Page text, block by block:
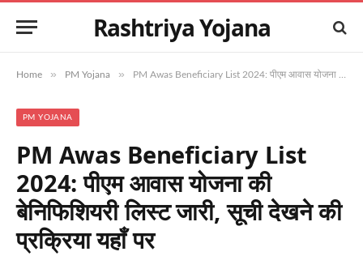
Rashtriya Yojana
Home » PM Yojana » PM Awas Beneficiary List 2024: पीएम आवास योजना की बेनिफिशियरी लिस्ट जारी, सूची देखने की प्रक्रिया यहाँ पर
PM YOJANA
PM Awas Beneficiary List
2024: पीएम आवास योजना की
बेनिफिशियरी लिस्ट जारी, सूची देखने की
प्रक्रिया यहाँ पर